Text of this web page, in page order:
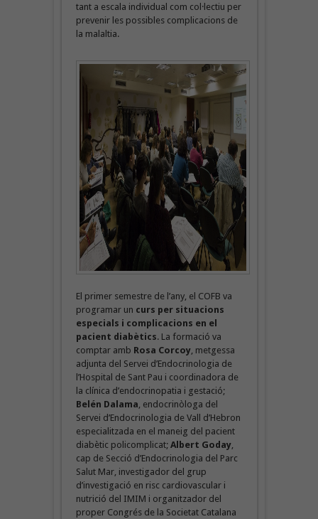
tant a escala individual com col·lectiu per
prevenir les possibles complicacions de
la malaltia.
El primer semestre de l’any, el COFB va
programar un curs per situacions
especials i complicacions en el
pacient diabètics. La formació va
comptar amb Rosa Corcoy, metgessa
adjunta del Servei d’Endocrinologia de
l’Hospital de Sant Pau i coordinadora de
la clínica d’endocrinopatia i gestació;
Belén Dalama , endocrinòloga del
Servei d’Endocrinologia de Vall d’Hebron
especialitzada en el maneig del pacient
diabètic policomplicat; Albert Goday,
cap de Secció d’Endocrinologia del Parc
Salut Mar, investigador del grup
d’investigació en risc cardiovascular i
nutrició del IMIM i organitzador del
proper Congrés de la Societat Catalana